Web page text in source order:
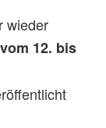
wieder
12. bis